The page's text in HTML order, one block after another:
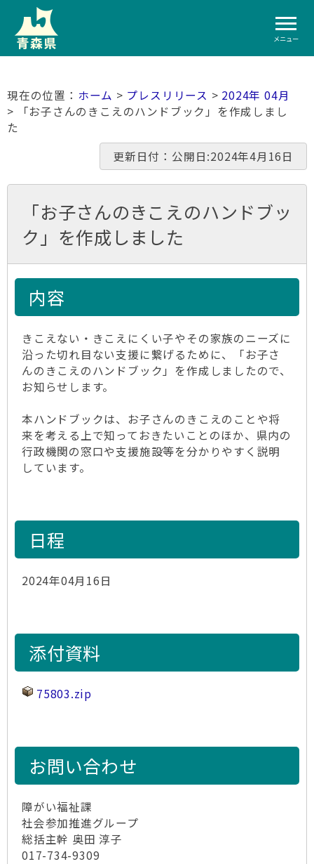
メニュー
ホーム > プレスリリース > 2024年 04月
> 「お子さんのきこえのハンドブック」を作成しまし
た
更新日付：公開日:2024年4月16日
「お子さんのきこえのハンドブッ
ク」を作成しました
内容
きこえない・きこえにくい子やその家族のニーズに
沿った切れ目ない支援に繋げるために、「お子さ
んのきこえのハンドブック」を作成しましたので、
お知らせします。
本ハンドブックは、お子さんのきこえのことや将
来を考える上で知っておきたいことのほか、県内の
行政機関の窓口や支援施設等を分かりやすく説明
しています。
日程
2024年04月16日
添付資料
75803.zip
お問い合わせ
障がい福祉課
社会参加推進グループ
総括主幹 奥田 淳子
017-734-9309